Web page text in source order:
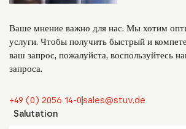
Ваше мнение важно для нас. Мы хотим
услуги. Чтобы получить быстрый и
ваш запрос, пожалуйста, воспользуйтесь
запроса.
+49 (0) 2056 14-0sales@stuv.de
Salutation